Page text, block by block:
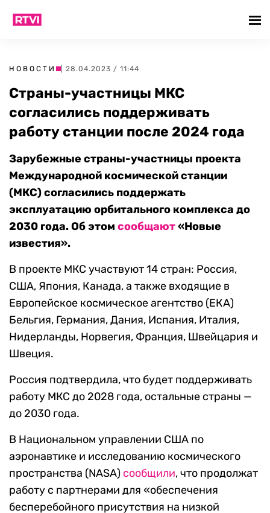
НОВОСТИ | 28.04.2023 / 11:44
Страны-участницы МКС
согласились поддерживать
работу станции после 2024 года
Зарубежные страны-участницы проекта
Международной космической станции
(МКС) согласились поддержать
эксплуатацию орбитального комплекса до
2030 года. Об этом сообщают«Новые
известия».
В проекте МКС участвуют 14 стран: Россия,
США, Япония, Канада, а также входящие в
Европейское космическое агентство (ЕКА)
Бельгия, Германия, Дания, Испания, Италия,
Нидерланды, Норвегия, Франция, Швейцария и
Швеция.
Россия подтвердила, что будет поддерживать
работу МКС до 2028 года, остальные страны —
до 2030 года.
В Национальном управлении США по
аэронавтике и исследованию космического
пространства (NASA) сообщили, что продолжат
работу с партнерами для «обеспечения
бесперебойного присутствия на низкой